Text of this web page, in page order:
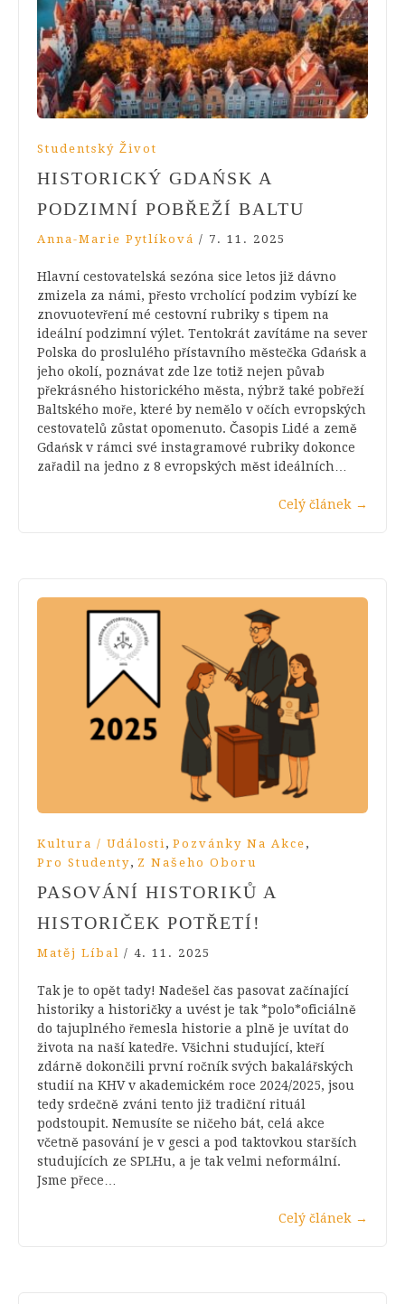
Studentský Život
HISTORICKÝ GDAŃSK A
PODZIMNÍ POBŘEŽÍ BALTU
Anna-Marie Pytlíková / 7. 11. 2025
Hlavní cestovatelská sezóna sice letos již dávno
zmizela za námi, přesto vrcholící podzim vybízí ke
znovuotevření mé cestovní rubriky s tipem na
ideální podzimní výlet. Tentokrát zavítáme na sever
Polska do proslulého přístavního městečka Gdańsk a
jeho okolí, poznávat zde lze totiž nejen půvab
překrásného historického města, nýbrž také pobřeží
Baltského moře, které by nemělo v očích evropských
cestovatelů zůstat opomenuto. Časopis Lidé a země
Gdańsk v rámci své instagramové rubriky dokonce
zařadil na jedno z 8 evropských měst ideálních…
Celý článek →
Kultura / Události , Pozvánky Na Akce ,
Pro Studenty, Z Našeho Oboru
PASOVÁNÍ HISTORIKŮ A
HISTORIČEK POTŘETÍ!
Matěj Líbal / 4. 11. 2025
Tak je to opět tady! Nadešel čas pasovat začínající
historiky a historičky a uvést je tak *polo*oficiálně
do tajuplného řemesla historie a plně je uvítat do
života na naší katedře. Všichni studující, kteří
zdárně dokončili první ročník svých bakalářských
studií na KHV v akademickém roce 2024/2025, jsou
tedy srdečně zváni tento již tradiční rituál
podstoupit. Nemusíte se ničeho bát, celá akce
včetně pasování je v gesci a pod taktovkou starších
studujících ze SPLHu, a je tak velmi neformální.
Jsme přece…
Celý článek →